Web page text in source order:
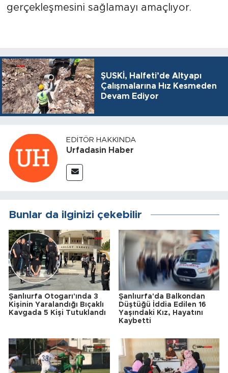
gerçekleşmesini sağlamayı amaçlıyor.
ŞUSKİ, Halfeti’de Altyapı
Çalışmalarına Hız Kesmeden
Devam Ediyor
EDITÖR HAKKINDA
Urfadasin Haber
Bunlar da ilginizi çekebilir
Şanlıurfa Otogarı'ında 3
Kişinin Yaralandığı Bıçaklı
Kavgada 5 Kişi Tutuklandı
Şanlıurfa'da Balkondan
Düştüğü İddia Edilen 16
Yaşındaki Kız, Hayatını
Kaybetti